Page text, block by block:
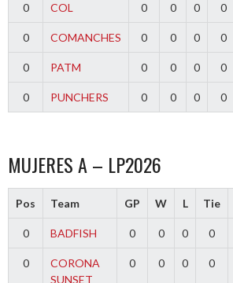
0 COL 0 0 0 0
0 COMANCHES 0 0 0 0
0 PATM 0 0 0 0
0 PUNCHERS 0 0 0 0
MUJERES A – LP2026
Pos Team GP W L Tie
0 BADFISH 0 0 0 0
0
CORONA
SUNSET
0 0 0 0